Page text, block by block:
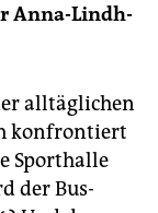
Anna-Lindh-
alltäglichen
konfrontiert
Sporthalle
der Bus-